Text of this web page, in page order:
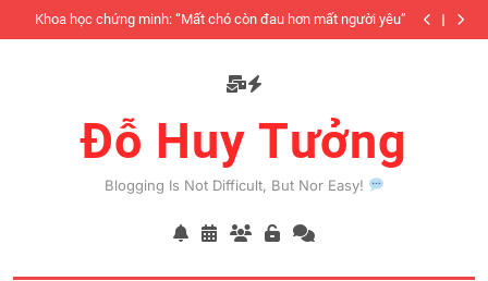
to
Khoa học chứng minh: “Mất chó còn đau hơn mất người yêu”
Đỗ Huy Tưởng
Blogging Is Not Difficult, But Nor Easy!